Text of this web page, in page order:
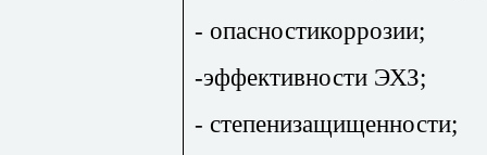
- опасностикоррозии;
-эффективности ЭХЗ;
- степенизащищенности;